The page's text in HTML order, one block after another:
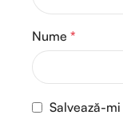
Nume *
Salvează-